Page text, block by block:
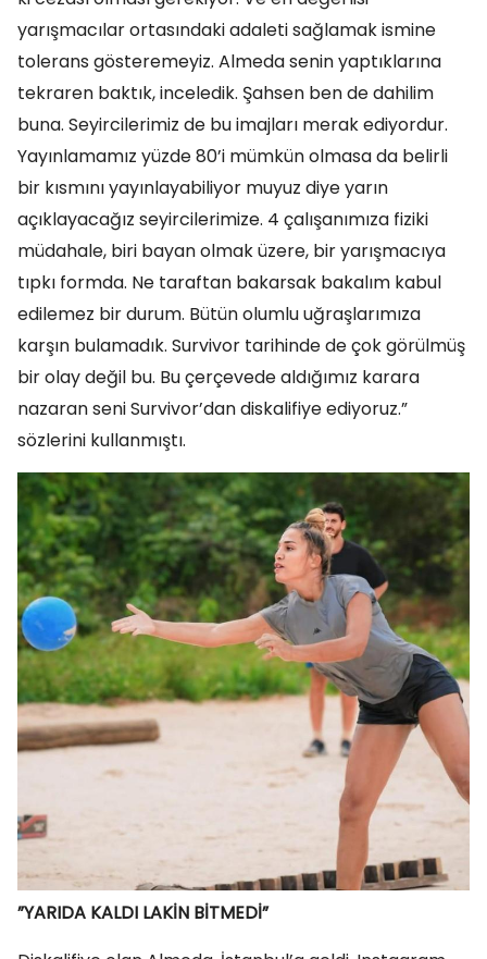
yarışmacılar ortasındaki adaleti sağlamak ismine
tolerans gösteremeyiz. Almeda senin yaptıklarına
tekraren baktık, inceledik. Şahsen ben de dahilim
buna. Seyircilerimiz de bu imajları merak ediyordur.
Yayınlamamız yüzde 80’i mümkün olmasa da belirli
bir kısmını yayınlayabiliyor muyuz diye yarın
açıklayacağız seyircilerimize. 4 çalışanımıza fiziki
müdahale, biri bayan olmak üzere, bir yarışmacıya
tıpkı formda. Ne taraftan bakarsak bakalım kabul
edilemez bir durum. Bütün olumlu uğraşlarımıza
karşın bulamadık. Survivor tarihinde de çok görülmüş
bir olay değil bu. Bu çerçevede aldığımız karara
nazaran seni Survivor’dan diskalifiye ediyoruz.”
sözlerini kullanmıştı.
”YARIDA KALDI LAKİN BİTMEDİ”